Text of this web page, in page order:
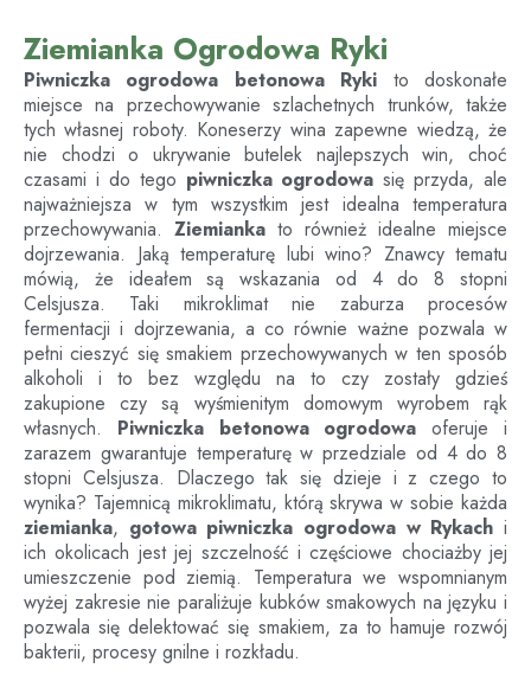
Ziemianka Ogrodowa Ryki
Piwniczka ogrodowa betonowa Ryki to doskonałe
miejsce na przechowywanie szlachetnych trunków, także
tych własnej roboty. Koneserzy wina zapewne wiedzą, że
nie chodzi o ukrywanie butelek najlepszych win, choć
czasami i do tego piwniczka ogrodowa się przyda, ale
najważniejsza w tym wszystkim jest idealna temperatura
przechowywania. Ziemianka to również idealne miejsce
dojrzewania. Jaką temperaturę lubi wino? Znawcy tematu
mówią, że ideałem są wskazania od 4 do 8 stopni
Celsjusza. Taki mikroklimat nie zaburza procesów
fermentacji i dojrzewania, a co równie ważne pozwala w
pełni cieszyć się smakiem przechowywanych w ten sposób
alkoholi i to bez względu na to czy zostały gdzieś
zakupione czy są wyśmienitym domowym wyrobem rąk
własnych. Piwniczka betonowa ogrodowa oferuje i
zarazem gwarantuje temperaturę w przedziale od 4 do 8
stopni Celsjusza. Dlaczego tak się dzieje i z czego to
wynika? Tajemnicą mikroklimatu, którą skrywa w sobie każda
ziemianka, gotowa piwniczka ogrodowa w Rykachi
ich okolicach jest jej szczelność i częściowe chociażby jej
umieszczenie pod ziemią. Temperatura we wspomnianym
wyżej zakresie nie paraliżuje kubków smakowych na języku i
pozwala się delektować się smakiem, za to hamuje rozwój
bakterii, procesy gnilne i rozkładu.